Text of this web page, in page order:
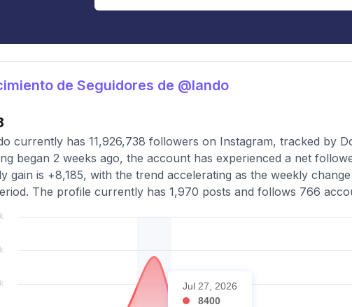
de Seguidores de @lando
currently has 11,926,738 followers on Instagram, tracked by
began 2 weeks ago, the account has experienced a net
gain is +8,185, with the trend accelerating as the weekly
The profile currently has 1,970 posts and follows 766
Jul 27, 2026
8400